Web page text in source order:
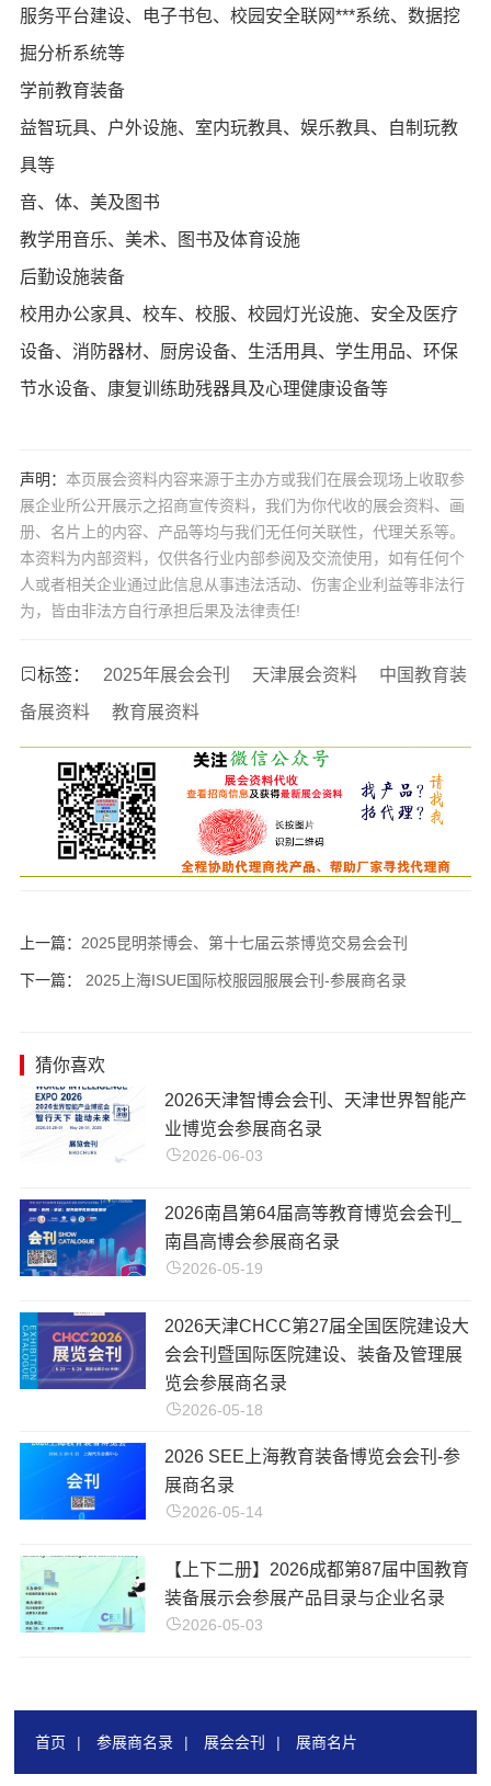
服务平台建设、电子书包、校园安全联网***系统、数据挖
掘分析系统等
学前教育装备
益智玩具、户外设施、室内玩教具、娱乐教具、自制玩教
具等
音、体、美及图书
教学用音乐、美术、图书及体育设施
后勤设施装备
校用办公家具、校车、校服、校园灯光设施、安全及医疗
设备、消防器材、厨房设备、生活用具、学生用品、环保
节水设备、康复训练助残器具及心理健康设备等
声明： 本页展会资料内容来源于主办方或我们在展会现场上收取参
展企业所公开展示之招商宣传资料，我们为你代收的展会资料、画
册、名片上的内容、产品等均与我们无任何关联性，代理关系等。
本资料为内部资料，仅供各行业内部参阅及交流使用，如有任何个
人或者相关企业通过此信息从事违法活动、伤害企业利益等非法行
为，皆由非法方自行承担后果及法律责任!
标签： 2025年展会会刊 天津展会资料
中国教育装
备展资料
教育展资料
上一篇： 2025昆明茶博会、第十七届云茶博览交易会会刊
下一篇： 2025上海ISUE国际校服园服展会刊-参展商名录
猜你喜欢
2026天津智博会会刊、天津世界智能产
业博览会参展商名录
2026-06-03
2026南昌第64届高等教育博览会会刊_
南昌高博会参展商名录
2026-05-19
2026天津CHCC第27届全国医院建设大
会会刊暨国际医院建设、装备及管理展
览会参展商名录
2026-05-18
2026 SEE上海教育装备博览会会刊-参
展商名录
2026-05-14
【上下二册】2026成都第87届中国教育
装备展示会参展产品目录与企业名录
2026-05-03
首页 | 参展商名录 | 展会会刊 | 展商名片